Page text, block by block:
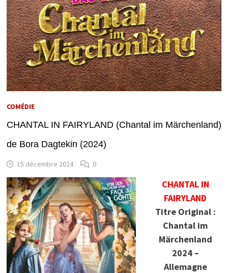
COMÉDIE
CHANTAL IN FAIRYLAND (Chantal im Märchenland)
de Bora Dagtekin (2024)
15 décembre 2024 0
CHANTAL IN
FAIRYLAND
Titre Original :
Chantal im
Märchenland
2024 –
Allemagne